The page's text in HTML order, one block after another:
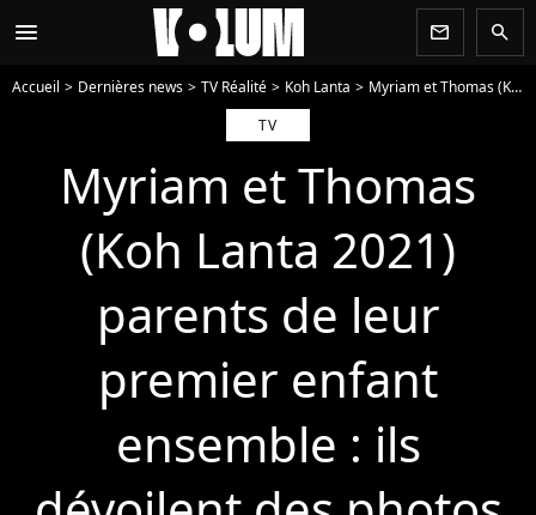
menu newsletter search
Accueil Dernières news TV Réalité Koh Lanta
Myriam et Thomas (Koh Lanta 2021) parents de leur premier enfant ensemble : ils dévoilent des photos du bébé
TV
Myriam et Thomas
(Koh Lanta 2021)
parents de leur
premier enfant
ensemble : ils